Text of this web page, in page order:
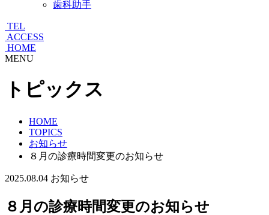
歯科助手
TEL
ACCESS
HOME
MENU
トピックス
HOME
TOPICS
お知らせ
８月の診療時間変更のお知らせ
2025.08.04 お知らせ
８月の診療時間変更のお知らせ